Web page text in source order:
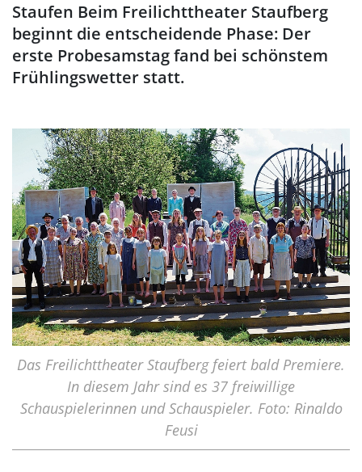
Staufen Beim Freilichttheater Staufberg
beginnt die entscheidende Phase: Der
erste Probesamstag fand bei schönstem
Frühlingswetter statt.
Das Freilichttheater Staufberg feiert bald Premiere.
In diesem Jahr sind es 37 freiwillige
Schauspielerinnen und Schauspieler. Foto: Rinaldo
Feusi